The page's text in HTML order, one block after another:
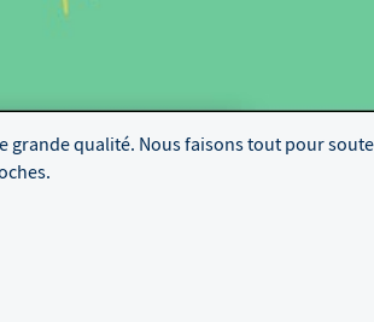
grande qualité. Nous faisons tout pour